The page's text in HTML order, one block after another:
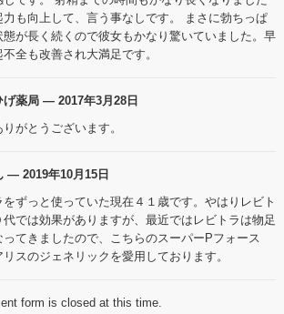
力も向上して、言う事なしです。 まさに勃ちっぱ
態が長く続くので彼女もかなり驚いていました。早
全も改善され大満足です。
げ薬局 — 2017年3月28日
がとうございます。
— 2019年10月15日
をずっと使っていた現在４１歳です。やはりレビト
代では効果がありますが、最近ではレビトラは物足
ってきましたので、こちらのスーパーPフォース
スのジェネリックを愛用しております。
form is closed at this time.